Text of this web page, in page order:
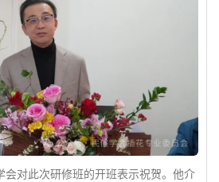
会对此次研修班的开班表示祝贺。他介